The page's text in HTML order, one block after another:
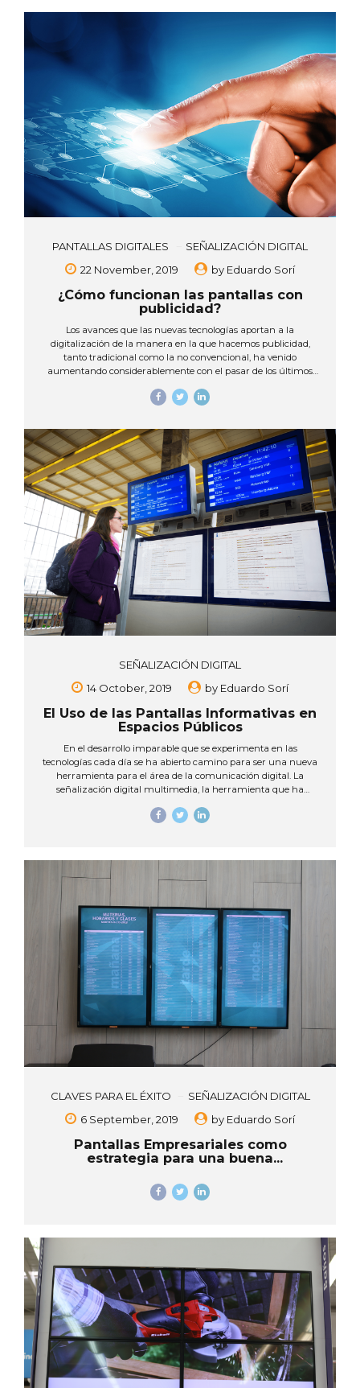
PANTALLAS DIGITALES
SEÑALIZACIÓN DIGITAL
22 November, 2019
by Eduardo Sorí
¿Cómo funcionan las pantallas con
publicidad?
Los avances que las nuevas tecnologías aportan a la
digitalización de la manera en la que hacemos publicidad,
tanto tradicional como la no convencional, ha venido
aumentando considerablemente con el pasar de los últimos
interiores y exteriores, en donde las pantallas digitales facilitan y
comparación a otros países digitalizados con más trayectoria,
en la industria y la oferta de mejores tecnologías? Panamá es
un país altamente digitalizado en materia de tramitología, y
comunicación no...
SEÑALIZACIÓN DIGITAL
14 October, 2019
by Eduardo Sorí
El Uso de las Pantallas Informativas en
Espacios Públicos
En el desarrollo imparable que se experimenta en las
tecnologías cada día se ha abierto camino para ser una nueva
herramienta para el área de la comunicación digital. La
señalización digital multimedia, la herramienta que ha
herramientas publicitarias tradicionales. Esta nueva tecnología
servicio, de una manera más atractiva, novedosa e incluso
interactiva. Además de mostrar el contenido de una manera
más dinámica...
CLAVES PARA EL ÉXITO
SEÑALIZACIÓN DIGITAL
6 September, 2019
by Eduardo Sorí
Pantallas Empresariales como
estrategia para una buena